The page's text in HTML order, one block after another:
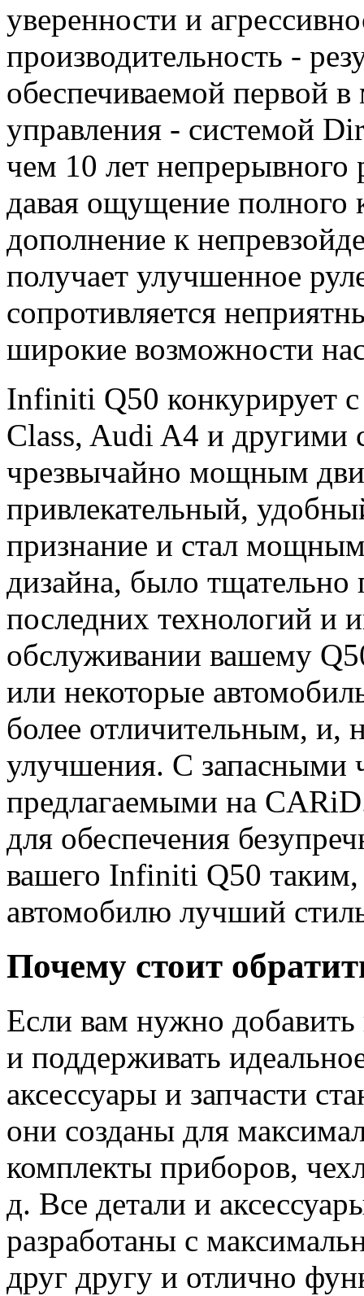
уверенности и
производительность -
обеспечиваемой первой в
управления - системой
чем 10 лет непрерывного
давая ощущение полного
дополнение к
получает улучшенное
сопротивляется
широкие возможности
Infiniti Q50 конкурирует
Class, Audi A4 и другими
чрезвычайно мощным
привлекательный,
признание и стал
дизайна, было тщательно
последних технологий и
обслуживании вашему
или некоторые
более отличительным, и,
улучшения. С запасными
предлагаемыми на
для обеспечения
вашего Infiniti Q50 таким,
автомобилю лучший
Почему стоит
Если вам нужно
и поддерживать
аксессуары и запчасти
они созданы для
комплекты приборов,
д. Все детали и
разработаны с
друг другу и отлично